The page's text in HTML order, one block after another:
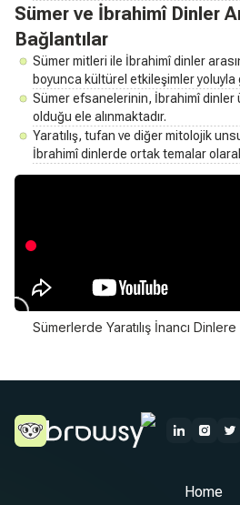
Sümer ve İbrahimî Dinler
Bağlantılar
Sümer mitleri ile İbrahimî dinler
boyunca kültürel etkileşimler yoluyla
Sümer efsanelerinin, İbrahimî dinler
olduğu ele alınmaktadır.
Yaratılış, tufan ve diğer mitolojik
İbrahimî dinlerde ortak temalar
Sümerlerde Yaratılış İnancı
Home